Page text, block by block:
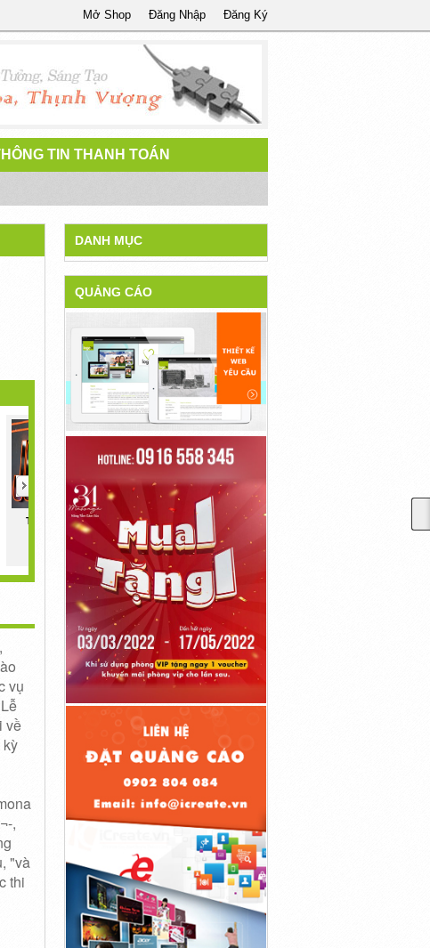
Đăng Ký
Đăng Nhập
Mở Shop
TIN THANH TOÁN
Tuyên Bố Video Của
Donald Trump...
Không Phải Tất Cả Các
Sản...
10đ
>
vụ
Lễ
về
,
"và
thi
DANH MỤC
QUẢNG CÁO